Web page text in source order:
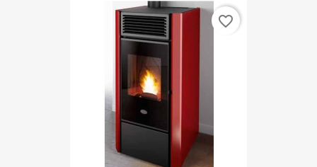
favorite_border